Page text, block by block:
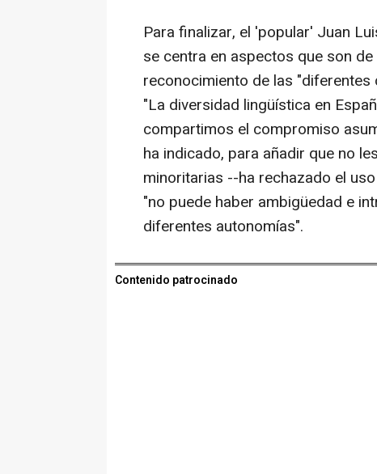
Para finalizar, el 'popular' Juan
se centra en aspectos que son
reconocimiento de las
"La diversidad lingüística en
compartimos el compromiso
ha indicado, para añadir que no
minoritarias --ha rechazado el
"no puede haber ambigüedad e
diferentes autonomías".
Contenido patrocinado